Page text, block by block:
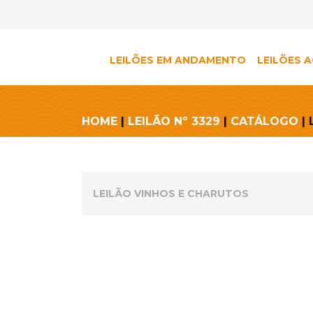
LEILÕES EM ANDAMENTO LEILÕES
HOME | LEILÃO Nº 3329 | CATÁLOGO |
LEILÃO VINHOS E CHARUTOS